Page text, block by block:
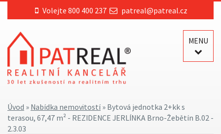
Volejte 800 400 237 patreal@patreal.cz
MENU
Úvod » Nabídka nemovitostí » Bytová jednotka 2+kk s
terasou, 67,47 m² - REZIDENCE JERLÍNKA Brno-Žebětín B.02 -
2.3.03